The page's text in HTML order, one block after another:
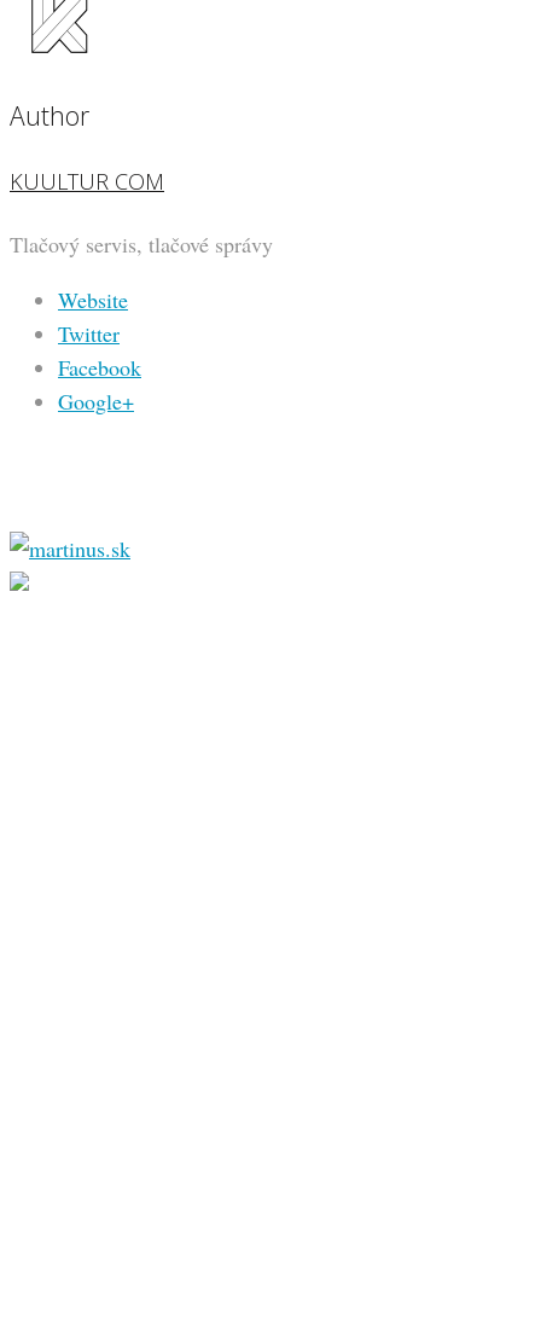
Author
KUULTUR COM
Tlačový servis, tlačové správy
Website
Twitter
Facebook
Google+